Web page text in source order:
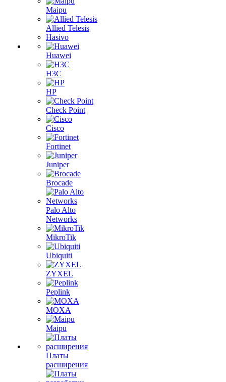
Maipu
Allied Telesis
Hasivo
Huawei
H3C
HP
Check Point
Cisco
Fortinet
Juniper
Brocade
Palo Alto
Networks
MikroTik
Ubiquiti
ZYXEL
Peplink
MOXA
Maipu
Платы
расширения